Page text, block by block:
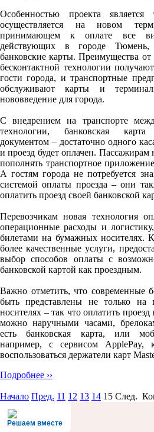
Особенностью проекта
осуществляется на новом
принимающем к оплате все
действующих в городе Тюмень,
банковские карты. Преимущества
бесконтактной технологии
гости города, и транспортные
обслуживают карты и
нововведение для города.
С внедрением на транспорте
технологии, банковская
документом – достаточно одного
и проезд будет оплачен.
пополнять транспортное
А гостям города не потребуется
системой оплаты проезда – они
оплатить проезд своей банковской
Перевозчикам новая технология
операционные расходы и
билетами на бумажных носителях.
более качественные услуги,
выбор способов оплаты с
банковской картой как проездным.
Важно отметить, что современные
быть представлены не только
носителях – так что оплатить
можно наручными часами,
есть банковская карта, или
например, с сервисом ApplePay,
воспользоваться держатели карт
Подробнее ››
Начало Пред. 11 12 13 14 15 След.
Решаем вместе